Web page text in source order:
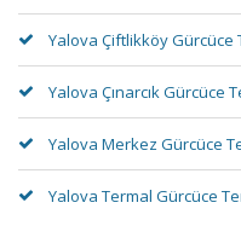
Yalova Çiftlikköy Gürcüce
Yalova Çınarcık Gürcüce
Yalova Merkez Gürcüce
Yalova Termal Gürcüce